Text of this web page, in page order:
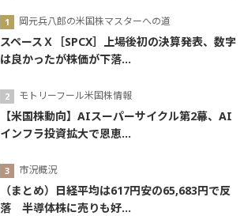
岡元兵八郎の米国株マスターへの道
スペースＸ［SPCX］上場後初の決算発表、数字
は良かったが株価が下落...
モトリーフール米国株情報
【米国株動向】AIスーパーサイクル第2幕、AI
インフラ投資拡大で恩恵...
市況概況
（まとめ）日経平均は617円安の65,683円で反
落 半導体株に売りも好...